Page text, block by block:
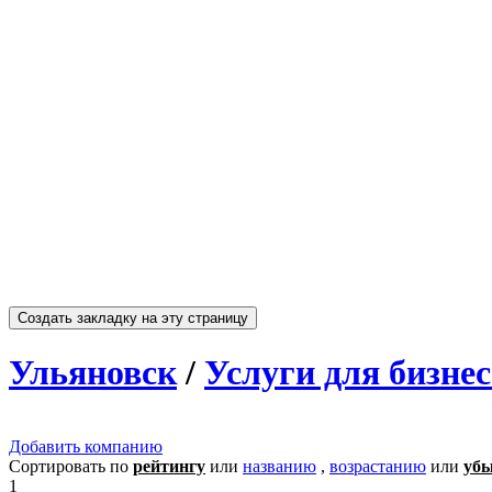
Ульяновск/ Услуги для
Добавить компанию
Сортировать по рейтингу или названию , возрастанию или
1